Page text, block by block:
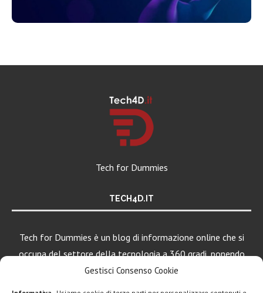
Gestisci Consenso Cookie
Tech for Dummies
TECH4D.IT
Tech for Dummies è un blog di informazione online che si
occupa del settore della tecnologia a 360 gradi, ponendo
una particolare attenzione al mondo Android, Apple e